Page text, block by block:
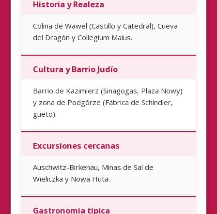
Historia y Realeza
Colina de Wawel (Castillo y Catedral), Cueva
del Dragón y Collegium Maius.
Cultura y Barrio Judío
Barrio de Kazimierz (Sinagogas, Plaza Nowy)
y zona de Podgórze (Fábrica de Schindler,
gueto).
Excursiones cercanas
Auschwitz-Birkenau, Minas de Sal de
Wieliczka y Nowa Huta.
Gastronomía típica